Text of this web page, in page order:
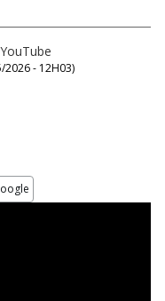
2026 - 12H03)